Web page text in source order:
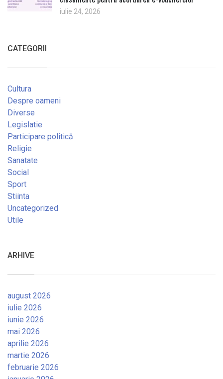
iulie 24, 2026
CATEGORII
Cultura
Despre oameni
Diverse
Legislatie
Participare politică
Religie
Sanatate
Social
Sport
Stiinta
Uncategorized
Utile
ARHIVE
august 2026
iulie 2026
iunie 2026
mai 2026
aprilie 2026
martie 2026
februarie 2026